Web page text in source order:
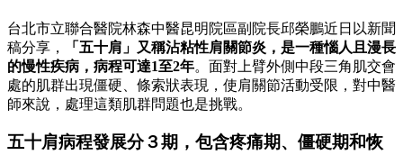
台北市立聯合醫院林森中醫昆明院區副院長邱榮鵬近日以新聞
稿分享，
「五十肩」又稱沾粘性肩關節炎，是一種惱人且漫長
的慢性疾病，病程可達1至2年。面對上臂外側中段三角肌交會
處的肌群出現僵硬、條索狀表現，使肩關節活動受限，對中醫
師來說，處理這類肌群問題也是挑戰。
五十肩病程發展分３期，包含疼痛期、僵硬期和恢